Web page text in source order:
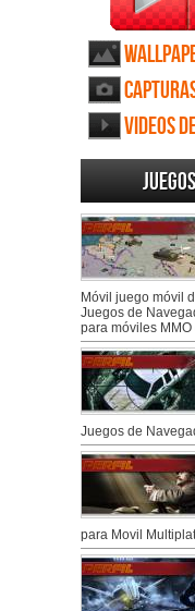
Videos
Móvil juego móvil
Juegos de
para móviles
Juegos de
para Movil